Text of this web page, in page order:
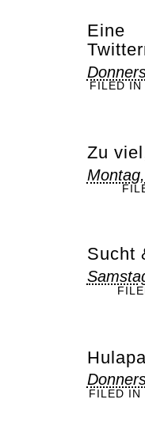
Eine
FILED IN
Zu
Sucht
FILED IN